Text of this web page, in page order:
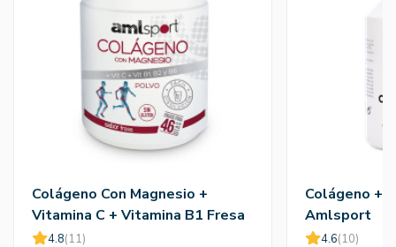
Colágeno Con Magnesio +
Vitamina C + Vitamina B1 Fresa
350g Polvo - Amlsport
4.8(11)
Colágeno +
Amlsport
4.6(10)